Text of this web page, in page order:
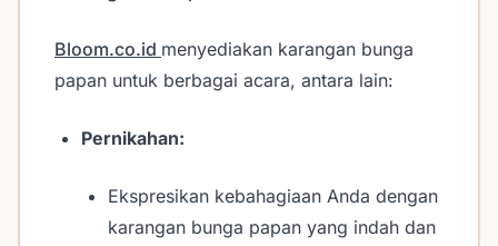
Bloom.co.id menyediakan karangan bunga
papan untuk berbagai acara, antara lain:
Pernikahan:
Ekspresikan kebahagiaan Anda dengan
karangan bunga papan yang indah dan